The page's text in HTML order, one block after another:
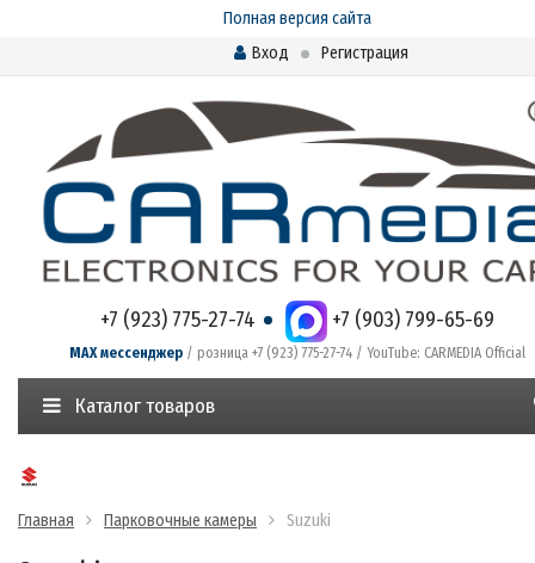
Полная версия сайта
Вход
Регистрация
+7 (923) 775-27-74 +7 (903) 799-65-69
MAX мессенджер/ розница +7 (923) 775-27-74 / YouTube: CARMEDIA Official
Каталог товаров
Главная Парковочные камеры Suzuki